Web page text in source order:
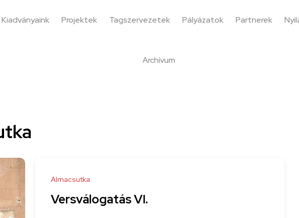
Kiadványaink Projektek Tagszervezetek Pályázatok Partnerek
Archívum
Almacsutka
Versválogatás VI.